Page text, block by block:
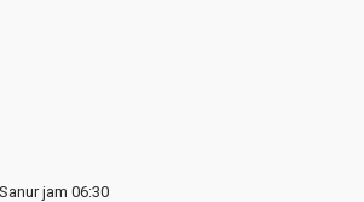
jam 06:30